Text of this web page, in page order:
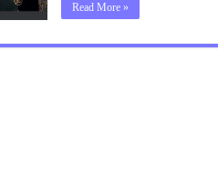
Read More »